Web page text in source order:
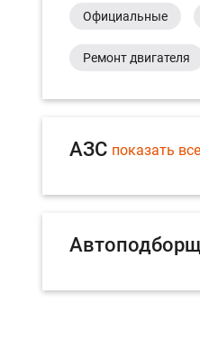
Официальные
Ремонт двигателя
АЗС показать все